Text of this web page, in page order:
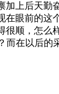
加上后天勤
在眼前的这
很顺，怎么
而在以后的